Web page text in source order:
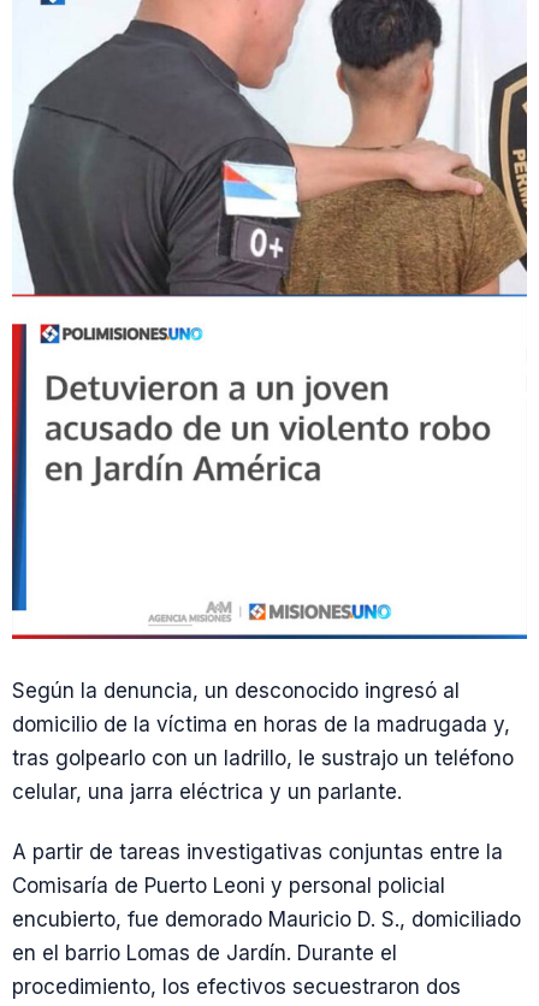
Según la denuncia, un desconocido ingresó al
domicilio de la víctima en horas de la madrugada y,
tras golpearlo con un ladrillo, le sustrajo un teléfono
celular, una jarra eléctrica y un parlante.
A partir de tareas investigativas conjuntas entre la
Comisaría de Puerto Leoni y personal policial
encubierto, fue demorado Mauricio D. S., domiciliado
en el barrio Lomas de Jardín. Durante el
procedimiento, los efectivos secuestraron dos